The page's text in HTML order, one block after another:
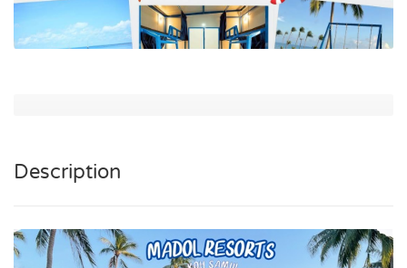
Description